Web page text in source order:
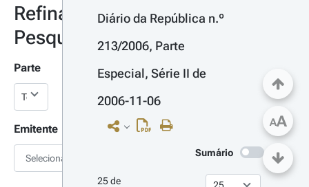
Refinar
Pesquisa
Parte
Emitente
Selecionar
Diário da República n.º
213/2006, Parte
Especial, Série II de
2006-11-06
Sumário
25 de
AA